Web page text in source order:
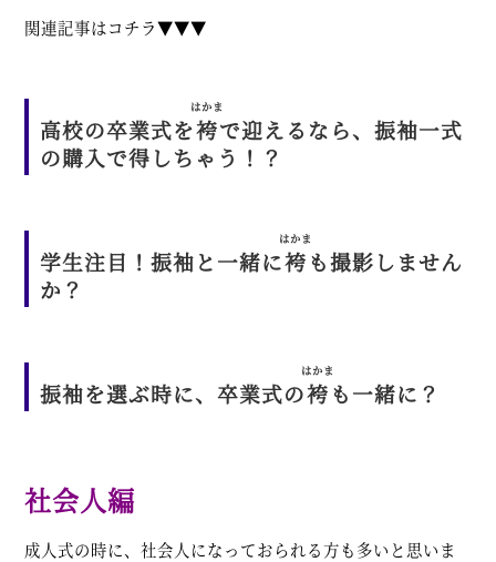
関連記事はコチラ▼▼▼
高校の卒業式を袴
はかま
で迎えるなら、振袖一式
の購入で得しちゃう！？
学生注目！振袖と一緒に袴
はかま
も撮影しません
か？
振袖を選ぶ時に、卒業式の袴
はかま
も一緒に？
社会人編
成人式の時に、社会人になっておられる方も多いと思いま